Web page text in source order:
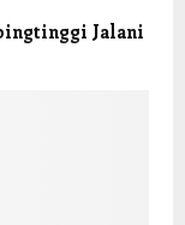
Jalani